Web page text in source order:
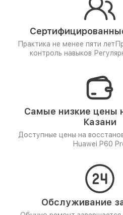
Практика не менее пяти лет
контроль навыков
Самые низкие цены
Казани
Доступные цены на
Huawei P60
Обслуживание